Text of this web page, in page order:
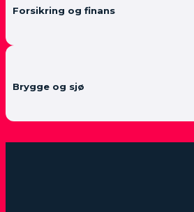
Forsikring og finans
Brygge og sjø